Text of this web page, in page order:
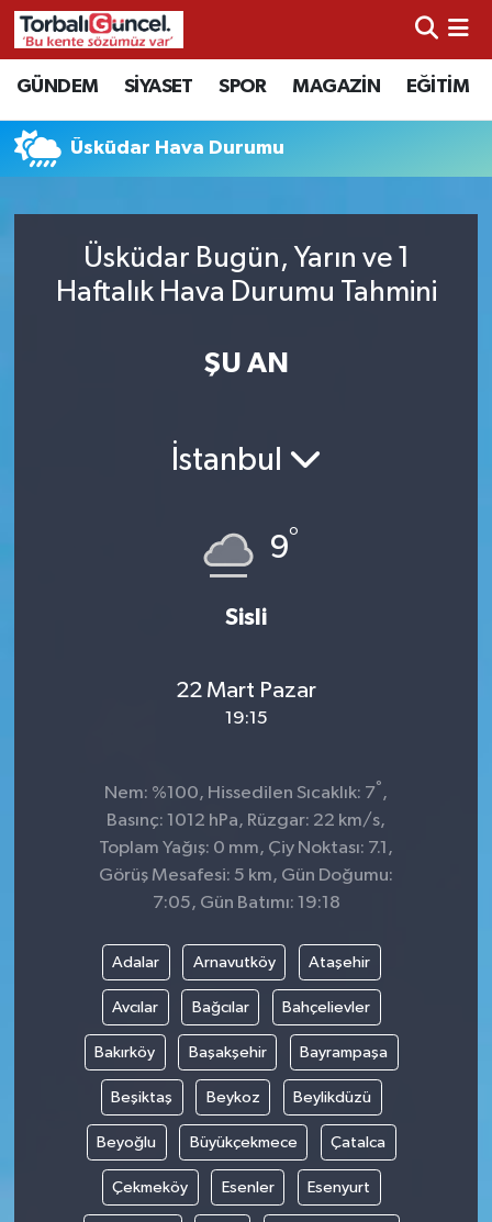
GÜNDEM SİYASET SPOR MAGAZİN EĞİTİM
Üsküdar Hava Durumu
Üsküdar Bugün, Yarın ve 1
Haftalık Hava Durumu Tahmini
ŞU AN
İstanbul
9°
Sisli
22 Mart Pazar
19:15
Nem: %100, Hissedilen Sıcaklık: 7° ,
Basınç: 1012 hPa, Rüzgar: 22 km/s,
Toplam Yağış: 0 mm, Çiy Noktası: 7.1,
Görüş Mesafesi: 5 km, Gün Doğumu:
7:05, Gün Batımı: 19:18
Adalar Arnavutköy Ataşehir
Avcılar Bağcılar Bahçelievler
Bakırköy Başakşehir Bayrampaşa
Beşiktaş Beykoz Beylikdüzü
Beyoğlu Büyükçekmece Çatalca
Çekmeköy Esenler Esenyurt
İzmir Nöbetçi Eczaneler
İzmir Hava Durumu
İzmir Trafik Yoğunluk Haritası
Süper Lig Puan Durumu ve Fikstür